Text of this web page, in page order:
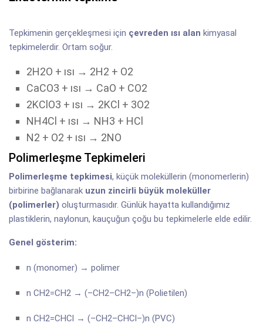
Tepkimenin gerçekleşmesi için çevreden ısı alan kimyasal
tepkimelerdir. Ortam soğur.
2H2O + ısı → 2H2 + O2
CaCO3 + ısı → CaO + CO2
2KClO3 + ısı → 2KCl + 3O2
NH4Cl + ısı → NH3 + HCl
N2 + O2 + ısı → 2NO
Polimerleşme Tepkimeleri
Polimerleşme tepkimesi, küçük moleküllerin (monomerlerin)
birbirine bağlanarak uzun zincirli büyük moleküller
(polimerler) oluşturmasıdır. Günlük hayatta kullandığımız
plastiklerin, naylonun, kauçuğun çoğu bu tepkimelerle elde edilir.
Genel gösterim:
n (monomer) → polimer
n CH2=CH2 → (–CH2–CH2–)n (Polietilen)
n CH2=CHCl → (–CH2–CHCl–)n (PVC)